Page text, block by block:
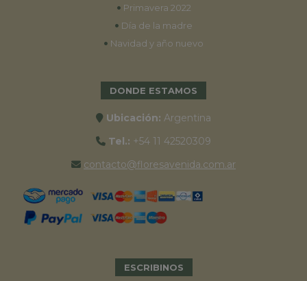
• Primavera 2022
• Día de la madre
• Navidad y año nuevo
DONDE ESTAMOS
Ubicación: Argentina
Tel.: +54 11 42520309
contacto@floresavenida.com.ar
ESCRIBINOS